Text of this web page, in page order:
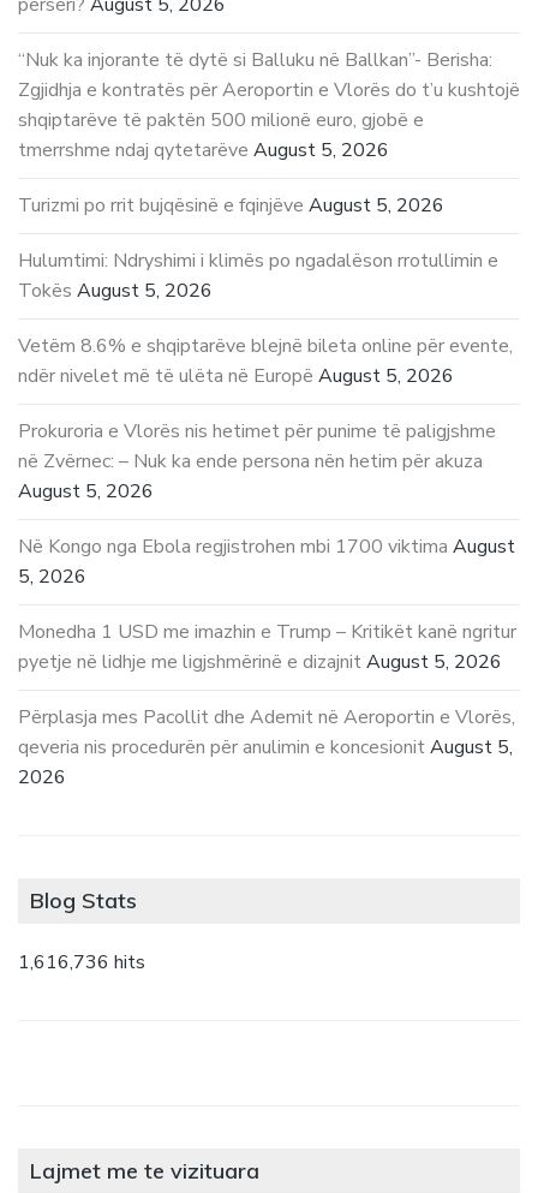
“Nuk ka injorante të dytë si Balluku në Ballkan”- Berisha:
Zgjidhja e kontratës për Aeroportin e Vlorës do t’u kushtojë
shqiptarëve të paktën 500 milionë euro, gjobë e
tmerrshme ndaj qytetarëve August 5, 2026
Turizmi po rrit bujqësinë e fqinjëve August 5, 2026
Hulumtimi: Ndryshimi i klimës po ngadalëson rrotullimin e
Tokës August 5, 2026
Vetëm 8.6% e shqiptarëve blejnë bileta online për evente,
ndër nivelet më të ulëta në Europë August 5, 2026
Prokuroria e Vlorës nis hetimet për punime të paligjshme
në Zvërnec: – Nuk ka ende persona nën hetim për akuza
August 5, 2026
Në Kongo nga Ebola regjistrohen mbi 1700 viktima August
5, 2026
Monedha 1 USD me imazhin e Trump – Kritikët kanë ngritur
pyetje në lidhje me ligjshmërinë e dizajnitAugust 5, 2026
Përplasja mes Pacollit dhe Ademit në Aeroportin e Vlorës,
qeveria nis procedurën për anulimin e koncesionitAugust 5,
2026
Blog Stats
1,616,736 hits
Lajmet me te vizituara